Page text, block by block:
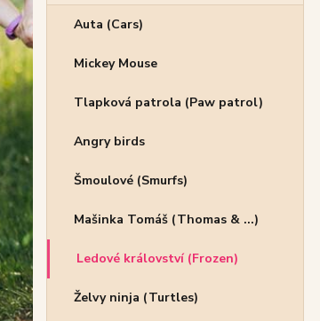
Auta (Cars)
Mickey Mouse
Tlapková patrola (Paw patrol)
Angry birds
Šmoulové (Smurfs)
Mašinka Tomáš (Thomas & ...)
Ledové království (Frozen)
Želvy ninja (Turtles)